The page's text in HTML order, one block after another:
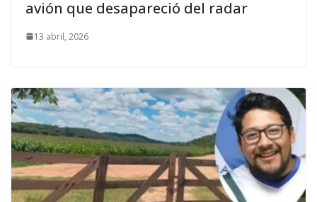
avión que desapareció del radar
13 abril, 2026